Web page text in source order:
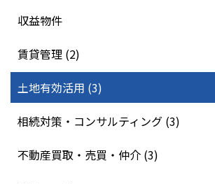
収益物件
賃貸管理 (2)
土地有効活用 (3)
相続対策・コンサルティング (3)
不動産買取・売買・仲介 (3)